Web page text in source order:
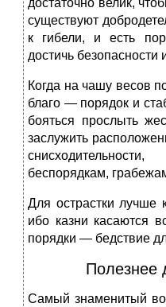
достаточно велик,
существуют
к гибели, и есть
достичь безопасности
Когда на чашу весов
благо — порядок и
бояться прослыть
заслужить
беспоряд­кам,
Для острастки лучше
ибо казни касаются
порядки — бедствие
Полезнее
Самый знаменитый